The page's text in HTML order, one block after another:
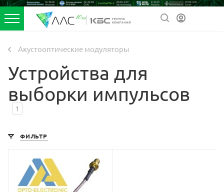
Акустооптические модуляторы
Устройства для
выборки импульсов
1
ФИЛЬТР